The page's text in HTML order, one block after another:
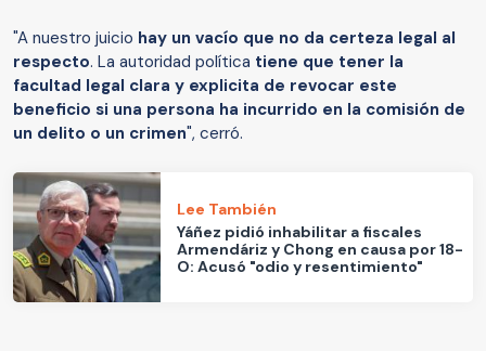
"A nuestro juicio hay un vacío que no da certeza legal al
respecto. La autoridad política tiene que tener la
facultad legal clara y explicita de revocar este
beneficio si una persona ha incurrido en la comisión de
un delito o un crimen", cerró.
Lee También
Yáñez pidió inhabilitar a fiscales
Armendáriz y Chong en causa por 18-
O: Acusó "odio y resentimiento"